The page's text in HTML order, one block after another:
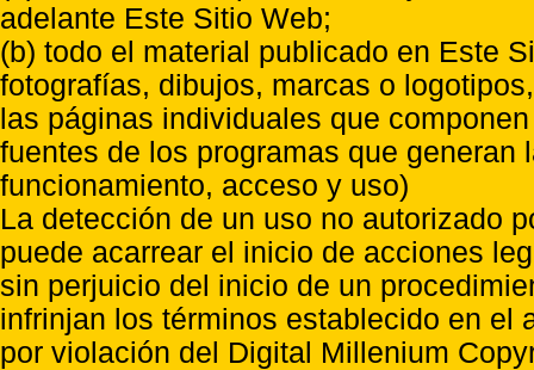
adelante Este Sitio Web;
(b) todo el material publicado en Este
fotografías, dibujos, marcas o
las páginas individuales que
fuentes de los programas que
funcionamiento, acceso y uso)
La detección de un uso no autorizado
puede acarrear el inicio de acciones
sin perjuicio del inicio de un
infrinjan los términos establecido en el
por violación del Digital Millenium